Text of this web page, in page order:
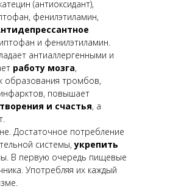
(антиоксидант),
фенилэтиламин,
и фенилэтиламин.
антиаллергенными и
работу мозга,
образования тромбов,
повышает
и счастья, а
Достаточное потребление
системы,укрепить
В первую очередь пищевые
Употребляя их каждый